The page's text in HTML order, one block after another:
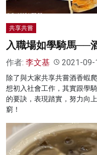
共享共嘗
入職場如學騎馬──
作者: 李文基 2021-09-
除了與大家共享共嘗酒香蝦
想初入社會工作，其實跟學
的要訣，表現踏實，努力向
窮！